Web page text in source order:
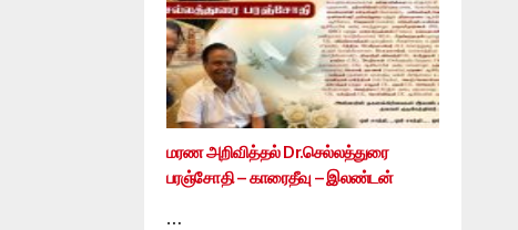
மரண அறிவித்தல் Dr.செல்லத்துரை
பரஞ்சோதி – காரைதீவு – இலண்டன்
…